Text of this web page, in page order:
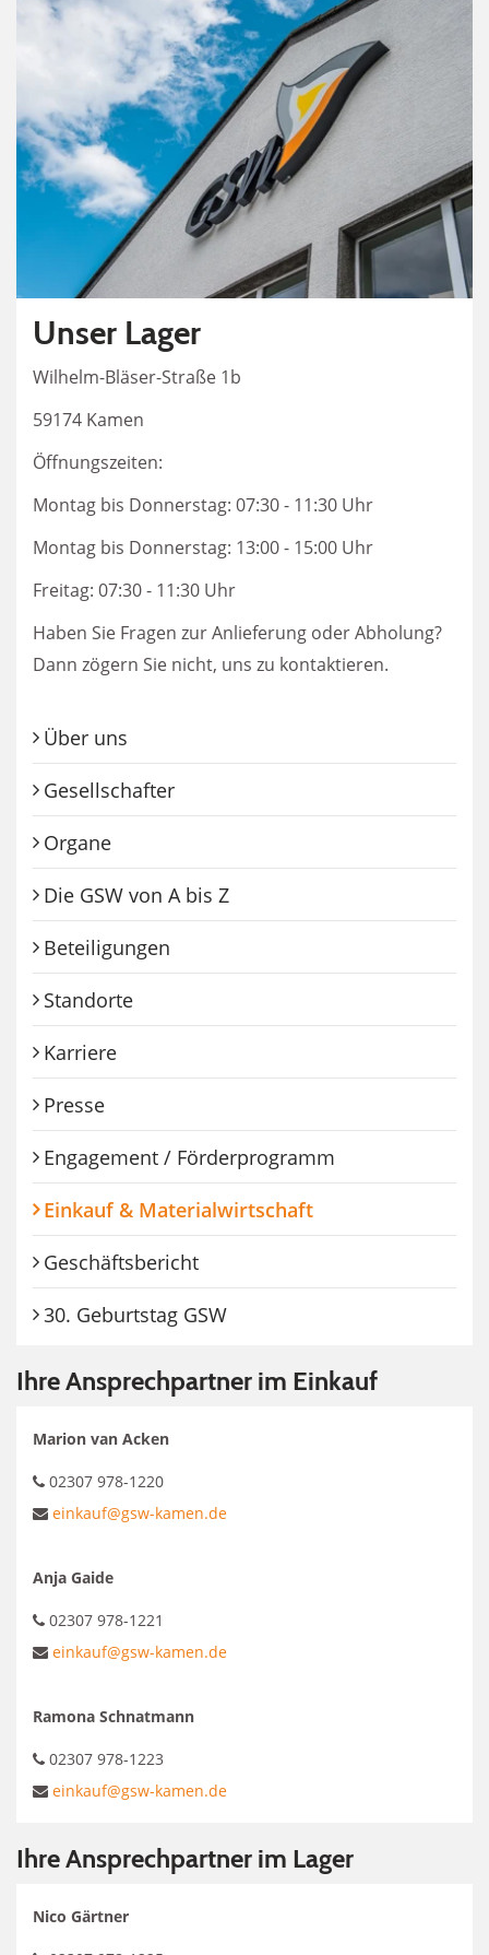
Unser Lager
Wilhelm-Bläser-Straße 1b
59174 Kamen
Öffnungszeiten:
Montag bis Donnerstag: 07:30 - 11:30 Uhr
Montag bis Donnerstag: 13:00 - 15:00 Uhr
Freitag: 07:30 - 11:30 Uhr
Haben Sie Fragen zur Anlieferung oder Abholung?
Dann zögern Sie nicht, uns zu kontaktieren.
Über uns
Gesellschafter
Organe
Die GSW von A bis Z
Beteiligungen
Standorte
Karriere
Presse
Engagement / Förderprogramm
Einkauf & Materialwirtschaft(Standort)
Geschäftsbericht
30. Geburtstag GSW
Ihre Ansprechpartner im Einkauf
Marion van Acken
02307 978-1220
einkauf@gsw-kamen.de
Anja Gaide
02307 978-1221
einkauf@gsw-kamen.de
Ramona Schnatmann
02307 978-1223
einkauf@gsw-kamen.de
Ihre Ansprechpartner im Lager
Nico Gärtner